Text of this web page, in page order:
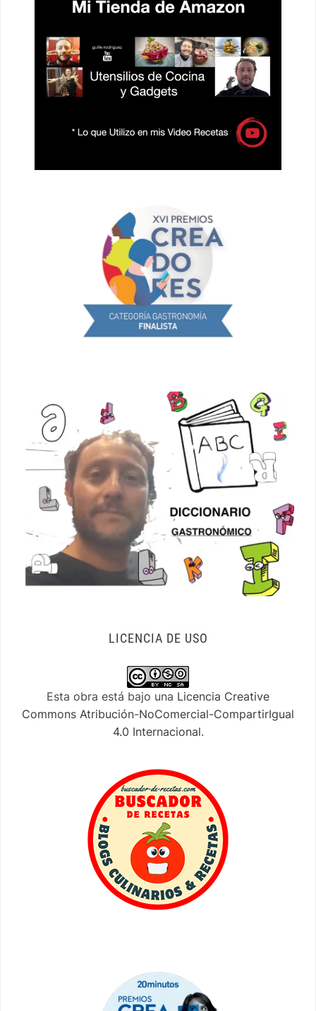
LICENCIA DE USO
Esta obra está bajo una Licencia Creative
Commons Atribución-NoComercial-CompartirIgual
4.0 Internacional.